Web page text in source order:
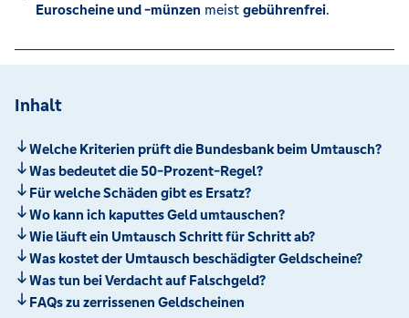
Euroscheine und -münzen meist gebührenfrei.
Inhalt
Welche Kriterien prüft die Bundesbank beim Umtausch?
Was bedeutet die 50-Prozent-Regel?
Für welche Schäden gibt es Ersatz?
Wo kann ich kaputtes Geld umtauschen?
Wie läuft ein Umtausch Schritt für Schritt ab?
Was kostet der Umtausch beschädigter Geldscheine?
Was tun bei Verdacht auf Falschgeld?
FAQs zu zerrissenen Geldscheinen